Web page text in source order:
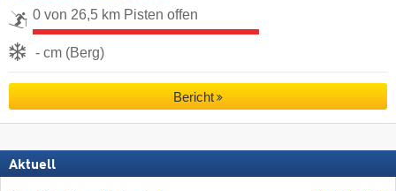
0 von 26,5 km Pisten offen
- cm (Berg)
Bericht
Aktuell